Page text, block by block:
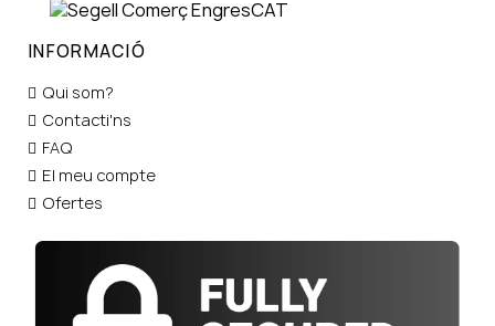
INFORMACIÓ
Qui som?
Contacti'ns
FAQ
El meu compte
Ofertes